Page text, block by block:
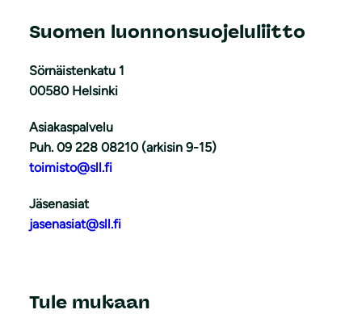
Suomen luonnonsuojeluliitto
Sörnäistenkatu 1
00580 Helsinki
Asiakaspalvelu
Puh. 09 228 08210 (arkisin 9-15)
toimisto@sll.fi
Jäsenasiat
jasenasiat@sll.fi
Tule mukaan